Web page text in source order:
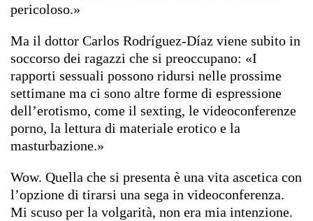
pericoloso.»
Ma il dottor Carlos Rodríguez-Díaz viene subito in
soccorso dei ragazzi che si preoccupano: «I
rapporti sessuali possono ridursi nelle prossime
settimane ma ci sono altre forme di espressione
dell’erotismo, come il sexting, le videoconferenze
porno, la lettura di materiale erotico e la
masturbazione.»
Wow. Quella che si presenta è una vita ascetica con
l’opzione di tirarsi una sega in videoconferenza.
Mi scuso per la volgarità, non era mia intenzione.